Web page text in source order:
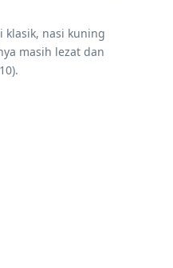
klasik, nasi kuning
masih lezat dan